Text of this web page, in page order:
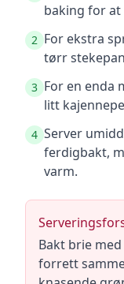
baking for at
2 For ekstra
tørr
3 For en enda
litt
4 Server
ferdigbakt,
varm.
Bakt brie
forrett